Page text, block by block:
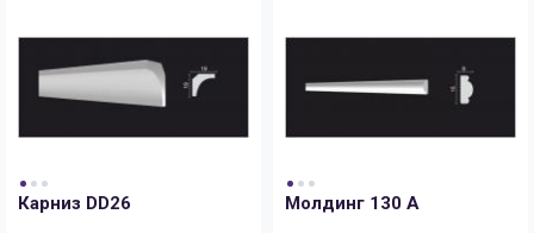
Карниз DD26 Молдинг 130 A